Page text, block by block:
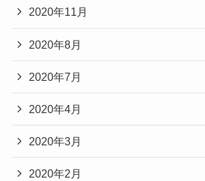
2020年11月
2020年8月
2020年7月
2020年4月
2020年3月
2020年2月